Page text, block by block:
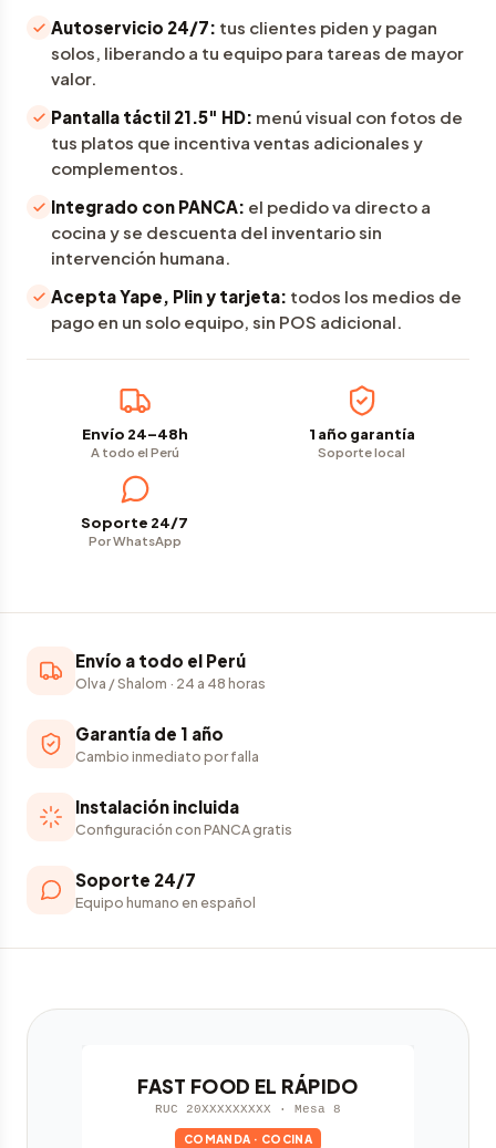
Autoservicio 24/7: tus clientes piden y pagan
solos, liberando a tu equipo para tareas de mayor
valor.
Pantalla táctil 21.5" HD: menú visual con fotos de
tus platos que incentiva ventas adicionales y
complementos.
Integrado con PANCA: el pedido va directo a
cocina y se descuenta del inventario sin
intervención humana.
Acepta Yape, Plin y tarjeta: todos los medios de
pago en un solo equipo, sin POS adicional.
Envío 24–48h
A todo el Perú
1 año garantía
Soporte local
Soporte 24/7
Por WhatsApp
Envío a todo el Perú
Olva / Shalom · 24 a 48 horas
Garantía de 1 año
Cambio inmediato por falla
Instalación incluida
Configuración con PANCA gratis
Soporte 24/7
Equipo humano en español
FAST FOOD EL RÁPIDO
RUC 20XXXXXXXXX · Mesa 8
COMANDA · COCINA